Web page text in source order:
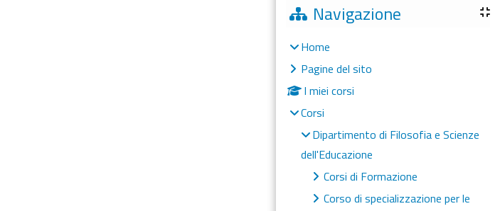
Navigazione
Home
Pagine del sito
I miei corsi
Corsi
Dipartimento di Filosofia e Scienze
dell'Educazione
Corsi di Formazione
Corso di specializzazione per le